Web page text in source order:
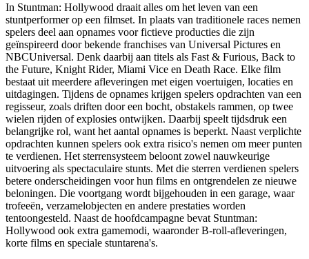
In Stuntman: Hollywood draait alles om het leven van een
stuntperformer op een filmset. In plaats van traditionele races nemen
spelers deel aan opnames voor fictieve producties die zijn
geïnspireerd door bekende franchises van Universal Pictures en
NBCUniversal. Denk daarbij aan titels als Fast & Furious, Back to
the Future, Knight Rider, Miami Vice en Death Race. Elke film
bestaat uit meerdere afleveringen met eigen voertuigen, locaties en
uitdagingen. Tijdens de opnames krijgen spelers opdrachten van een
regisseur, zoals driften door een bocht, obstakels rammen, op twee
wielen rijden of explosies ontwijken. Daarbij speelt tijdsdruk een
belangrijke rol, want het aantal opnames is beperkt. Naast verplichte
opdrachten kunnen spelers ook extra risico's nemen om meer punten
te verdienen. Het sterrensysteem beloont zowel nauwkeurige
uitvoering als spectaculaire stunts. Met die sterren verdienen spelers
betere onderscheidingen voor hun films en ontgrendelen ze nieuwe
beloningen. Die voortgang wordt bijgehouden in een garage, waar
trofeeën, verzamelobjecten en andere prestaties worden
tentoongesteld. Naast de hoofdcampagne bevat Stuntman:
Hollywood ook extra gamemodi, waaronder B-roll-afleveringen,
korte films en speciale stuntarena's.